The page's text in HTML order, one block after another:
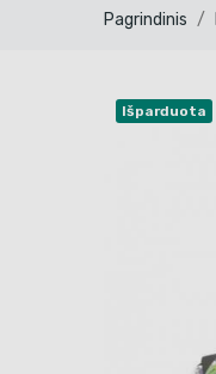
Pagrindinis
Išparduota